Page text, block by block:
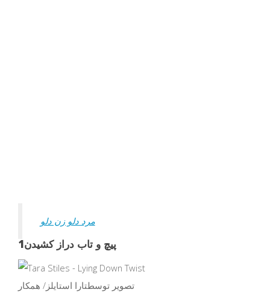
مرد دلو زن دلو
1پیچ و تاب دراز کشیدن
تصویر توسطتارا استایلز / همکار